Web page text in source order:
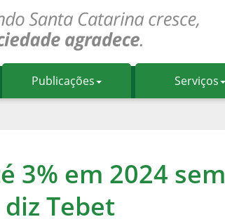
Publicações Serviços
3% em 2024 sem
Tebet